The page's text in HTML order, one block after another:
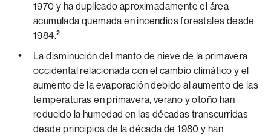
1970 y ha duplicado aproximadamente el área
acumulada quemada en incendios forestales desde
1984.2
La disminución del manto de nieve de la primavera
occidental relacionada con el cambio climático y el
aumento de la evaporación debido al aumento de las
temperaturas en primavera, verano y otoño han
reducido la humedad en las décadas transcurridas
desde principios de la década de 1980 y han